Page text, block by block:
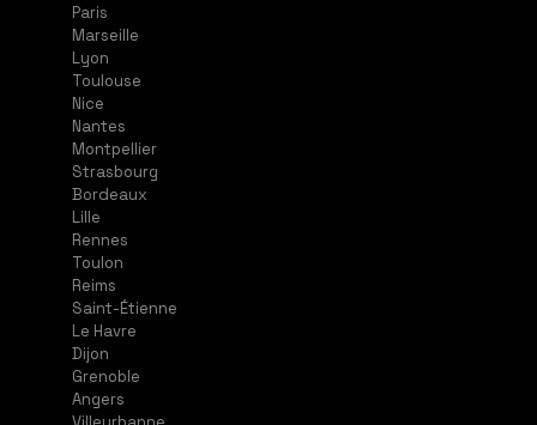
Paris
Marseille
Lyon
Toulouse
Nice
Nantes
Montpellier
Strasbourg
Bordeaux
Lille
Rennes
Toulon
Reims
Saint-Étienne
Le Havre
Dijon
Grenoble
Angers